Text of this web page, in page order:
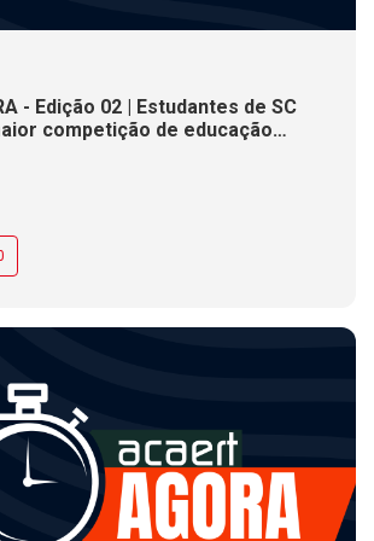
- Edição 02 | Estudantes de SC
competição de educação
(7)